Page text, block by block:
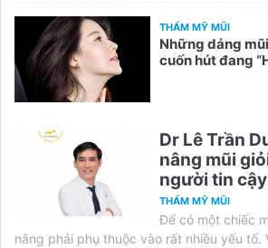
THẨM MỸ MŨI
Những dáng
cuốn hút đang
Dr Lê Trần
nâng mũi
người tin cậy
THẨM MỸ MŨI
Để có một chiếc
nâng phải phụ thuộc vào rất nhiều yếu tố.